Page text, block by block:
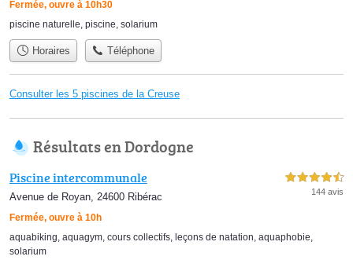
Fermée, ouvre à 10h30
piscine naturelle, piscine, solarium
Horaires Téléphone
Consulter les 5 piscines de la Creuse
Résultats en Dordogne
Piscine intercommunale
Avenue de Royan, 24600 Ribérac
Fermée, ouvre à 10h
4,5 étoiles sur 5
144 avis
aquabiking aquagym cours collectifs leçons de natation aquaphobie
solarium